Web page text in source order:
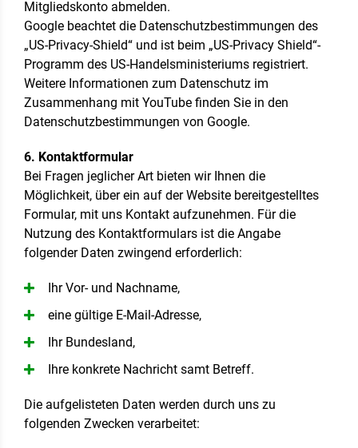
Mitgliedskonto abmelden.
Google beachtet die Datenschutzbestimmungen des
„US-Privacy-Shield“ und ist beim „US-Privacy Shield“-
Programm des US-Handelsministeriums registriert.
Weitere Informationen zum Datenschutz im
Zusammenhang mit YouTube finden Sie in den
Datenschutzbestimmungen von Google.
6. Kontaktformular
Bei Fragen jeglicher Art bieten wir Ihnen die
Möglichkeit, über ein auf der Website bereitgestelltes
Formular, mit uns Kontakt aufzunehmen. Für die
Nutzung des Kontaktformulars ist die Angabe
folgender Daten zwingend erforderlich:
Ihr Vor- und Nachname,
eine gültige E-Mail-Adresse,
Ihr Bundesland,
Ihre konkrete Nachricht samt Betreff.
Die aufgelisteten Daten werden durch uns zu
folgenden Zwecken verarbeitet: